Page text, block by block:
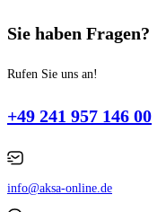
Sie haben Fragen?
Rufen Sie uns an!
+49 241 957 146 00
info@aksa-online.de